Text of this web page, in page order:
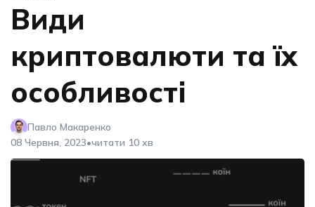
Види
криптовалюти та їх
особливості
Павло Макаренко
08 Червня, 2023•читати 10 хв